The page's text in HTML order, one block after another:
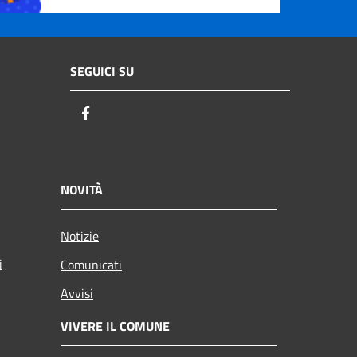
SEGUICI SU
NOVITÀ
Notizie
Comunicati
Avvisi
VIVERE IL COMUNE